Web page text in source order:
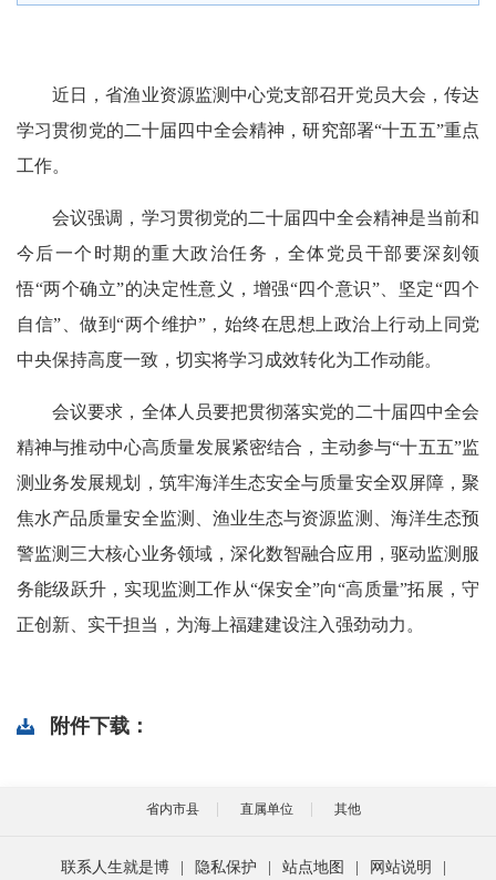
近日，省渔业资源监测中心党支部召开党员大会，传达
学习贯彻党的二十届四中全会精神，研究部署“十五五”重点
工作。
会议强调，学习贯彻党的二十届四中全会精神是当前和
今后一个时期的重大政治任务，全体党员干部要深刻领
悟“两个确立”的决定性意义，增强“四个意识”、坚定“四个
自信”、做到“两个维护”，始终在思想上政治上行动上同党
中央保持高度一致，切实将学习成效转化为工作动能。
会议要求，全体人员要把贯彻落实党的二十届四中全会
精神与推动中心高质量发展紧密结合，主动参与“十五五”监
测业务发展规划，筑牢海洋生态安全与质量安全双屏障，聚
焦水产品质量安全监测、渔业生态与资源监测、海洋生态预
警监测三大核心业务领域，深化数智融合应用，驱动监测服
务能级跃升，实现监测工作从“保安全”向“高质量”拓展，守
正创新、实干担当，为海上福建建设注入强劲动力。
附件下载：
省内市县 直属单位 其他
联系人生就是博 隐私保护 站点地图 网站说明